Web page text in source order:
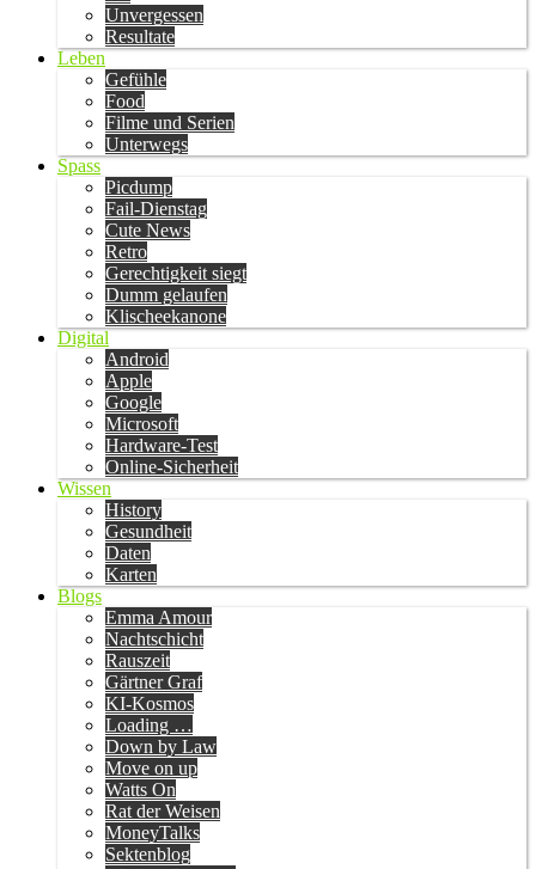
Unvergessen
Resultate
Leben
Gefühle
Food
Filme und Serien
Unterwegs
Spass
Picdump
Fail-Dienstag
Cute News
Retro
Gerechtigkeit siegt
Dumm gelaufen
Klischeekanone
Digital
Android
Apple
Google
Microsoft
Hardware-Test
Online-Sicherheit
Wissen
History
Gesundheit
Daten
Karten
Blogs
Emma Amour
Nachtschicht
Rauszeit
Gärtner Graf
KI-Kosmos
Loading …
Down by Law
Move on up
Watts On
Rat der Weisen
MoneyTalks
Sektenblog